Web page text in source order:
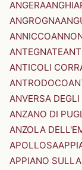
ANGERA
ANGROGNA
ANNICCO
ANTEGNATE
ANTICOLI
ANTRODOCO
ANVERSA
ANZANO DI
ANZOLA
APOLLOSA
APPIANO